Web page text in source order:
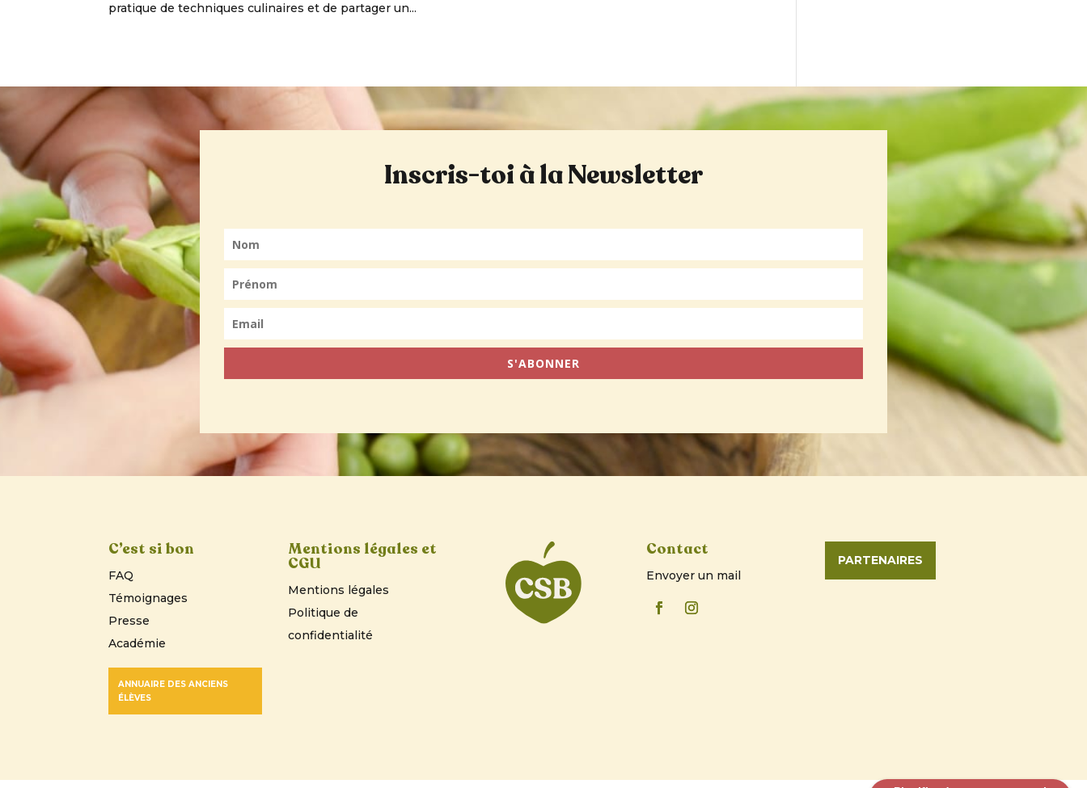
pratique de techniques culinaires et de partager un...
Inscris-toi à la Newsletter
S'ABONNER
C’est si bon
FAQ
Témoignages
Presse
Académie
ANNUAIRE DES ANCIENS
ÉLÈVES
Mentions légales et
CGU
Mentions légales
Politique de
confidentialité
Contact
Envoyer un mail
PARTENAIRES